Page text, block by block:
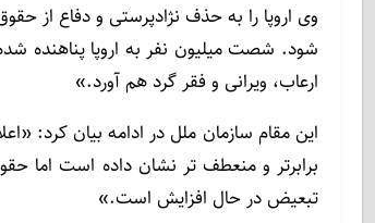
وی اروپا را به حذف نژادپرستی و دفاع از
شود. شصت میلیون نفر به اروپا پناهنده
ارعاب، ویرانی و فقر گرد هم آورد.»
این مقام سازمان ملل در ادامه بیان کرد:
برابرتر و منعطف تر نشان داده است اما
تبعیض در حال افزایش است.»